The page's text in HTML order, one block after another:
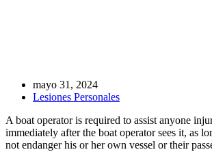
mayo 31, 2024
Lesiones Personales
A boat operator is required to assist anyone
immediately after the boat operator sees it, as
not endanger his or her own vessel or their